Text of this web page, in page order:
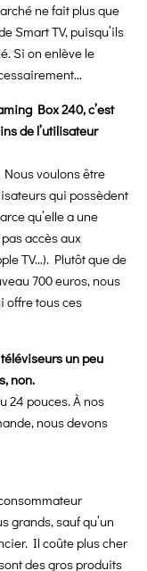
ne fait plus que
Smart TV, puisqu’ils
Si on enlève le
Box 240, c’est
de l’utilisateur
voulons être
qui possèdent
qu’elle a une
accès aux
TV…). Plutôt que de
700 euros, nous
offre tous ces
un peu
non.
24 pouces. À nos
nous devons
grands, sauf qu’un
Il coûte plus cher
des gros produits